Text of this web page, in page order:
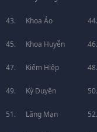
Khoa Ảo
Khoa Huyễn
Kiếm Hiệp
Kỳ Duyên
Lãng Mạn